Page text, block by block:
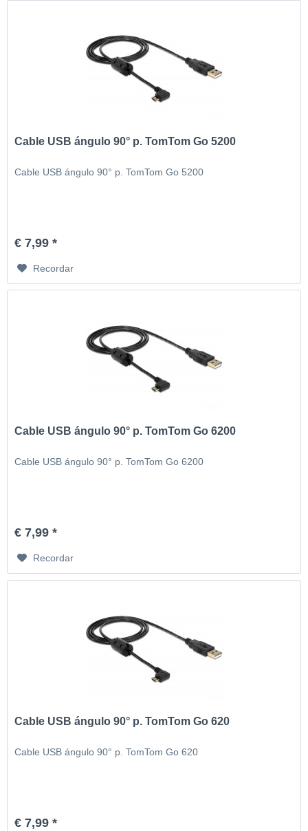
Cable USB ángulo 90° p. TomTom Go 5200
Cable USB ángulo 90° p. TomTom Go 5200
€ 7,99 *
Recordar
Cable USB ángulo 90° p. TomTom Go 6200
Cable USB ángulo 90° p. TomTom Go 6200
€ 7,99 *
Recordar
Cable USB ángulo 90° p. TomTom Go 620
Cable USB ángulo 90° p. TomTom Go 620
€ 7,99 *